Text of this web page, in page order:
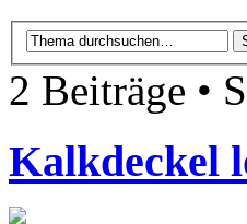
2 Beiträge •
Kalkdeckel